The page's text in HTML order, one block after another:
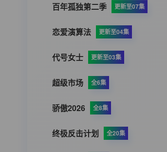
百年孤独第二季 更新至07集
恋爱演算法 更新至04集
代号女士 更新至03集
超级市场 全6集
骄傲2026 全8集
终极反击计划 全20集